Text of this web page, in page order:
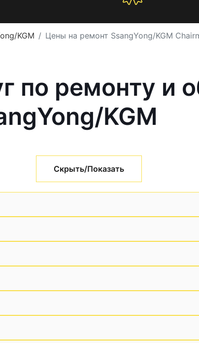
KGM Цены на ремонт SsangYong/KGM
по ремонту и
KGM
Скрыть/Показать